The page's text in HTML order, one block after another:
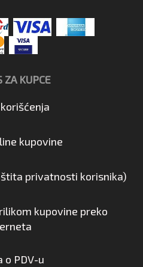
ZA KUPCE
kupovine
privatnosti korisnika)
kupovine preko
o PDV-u